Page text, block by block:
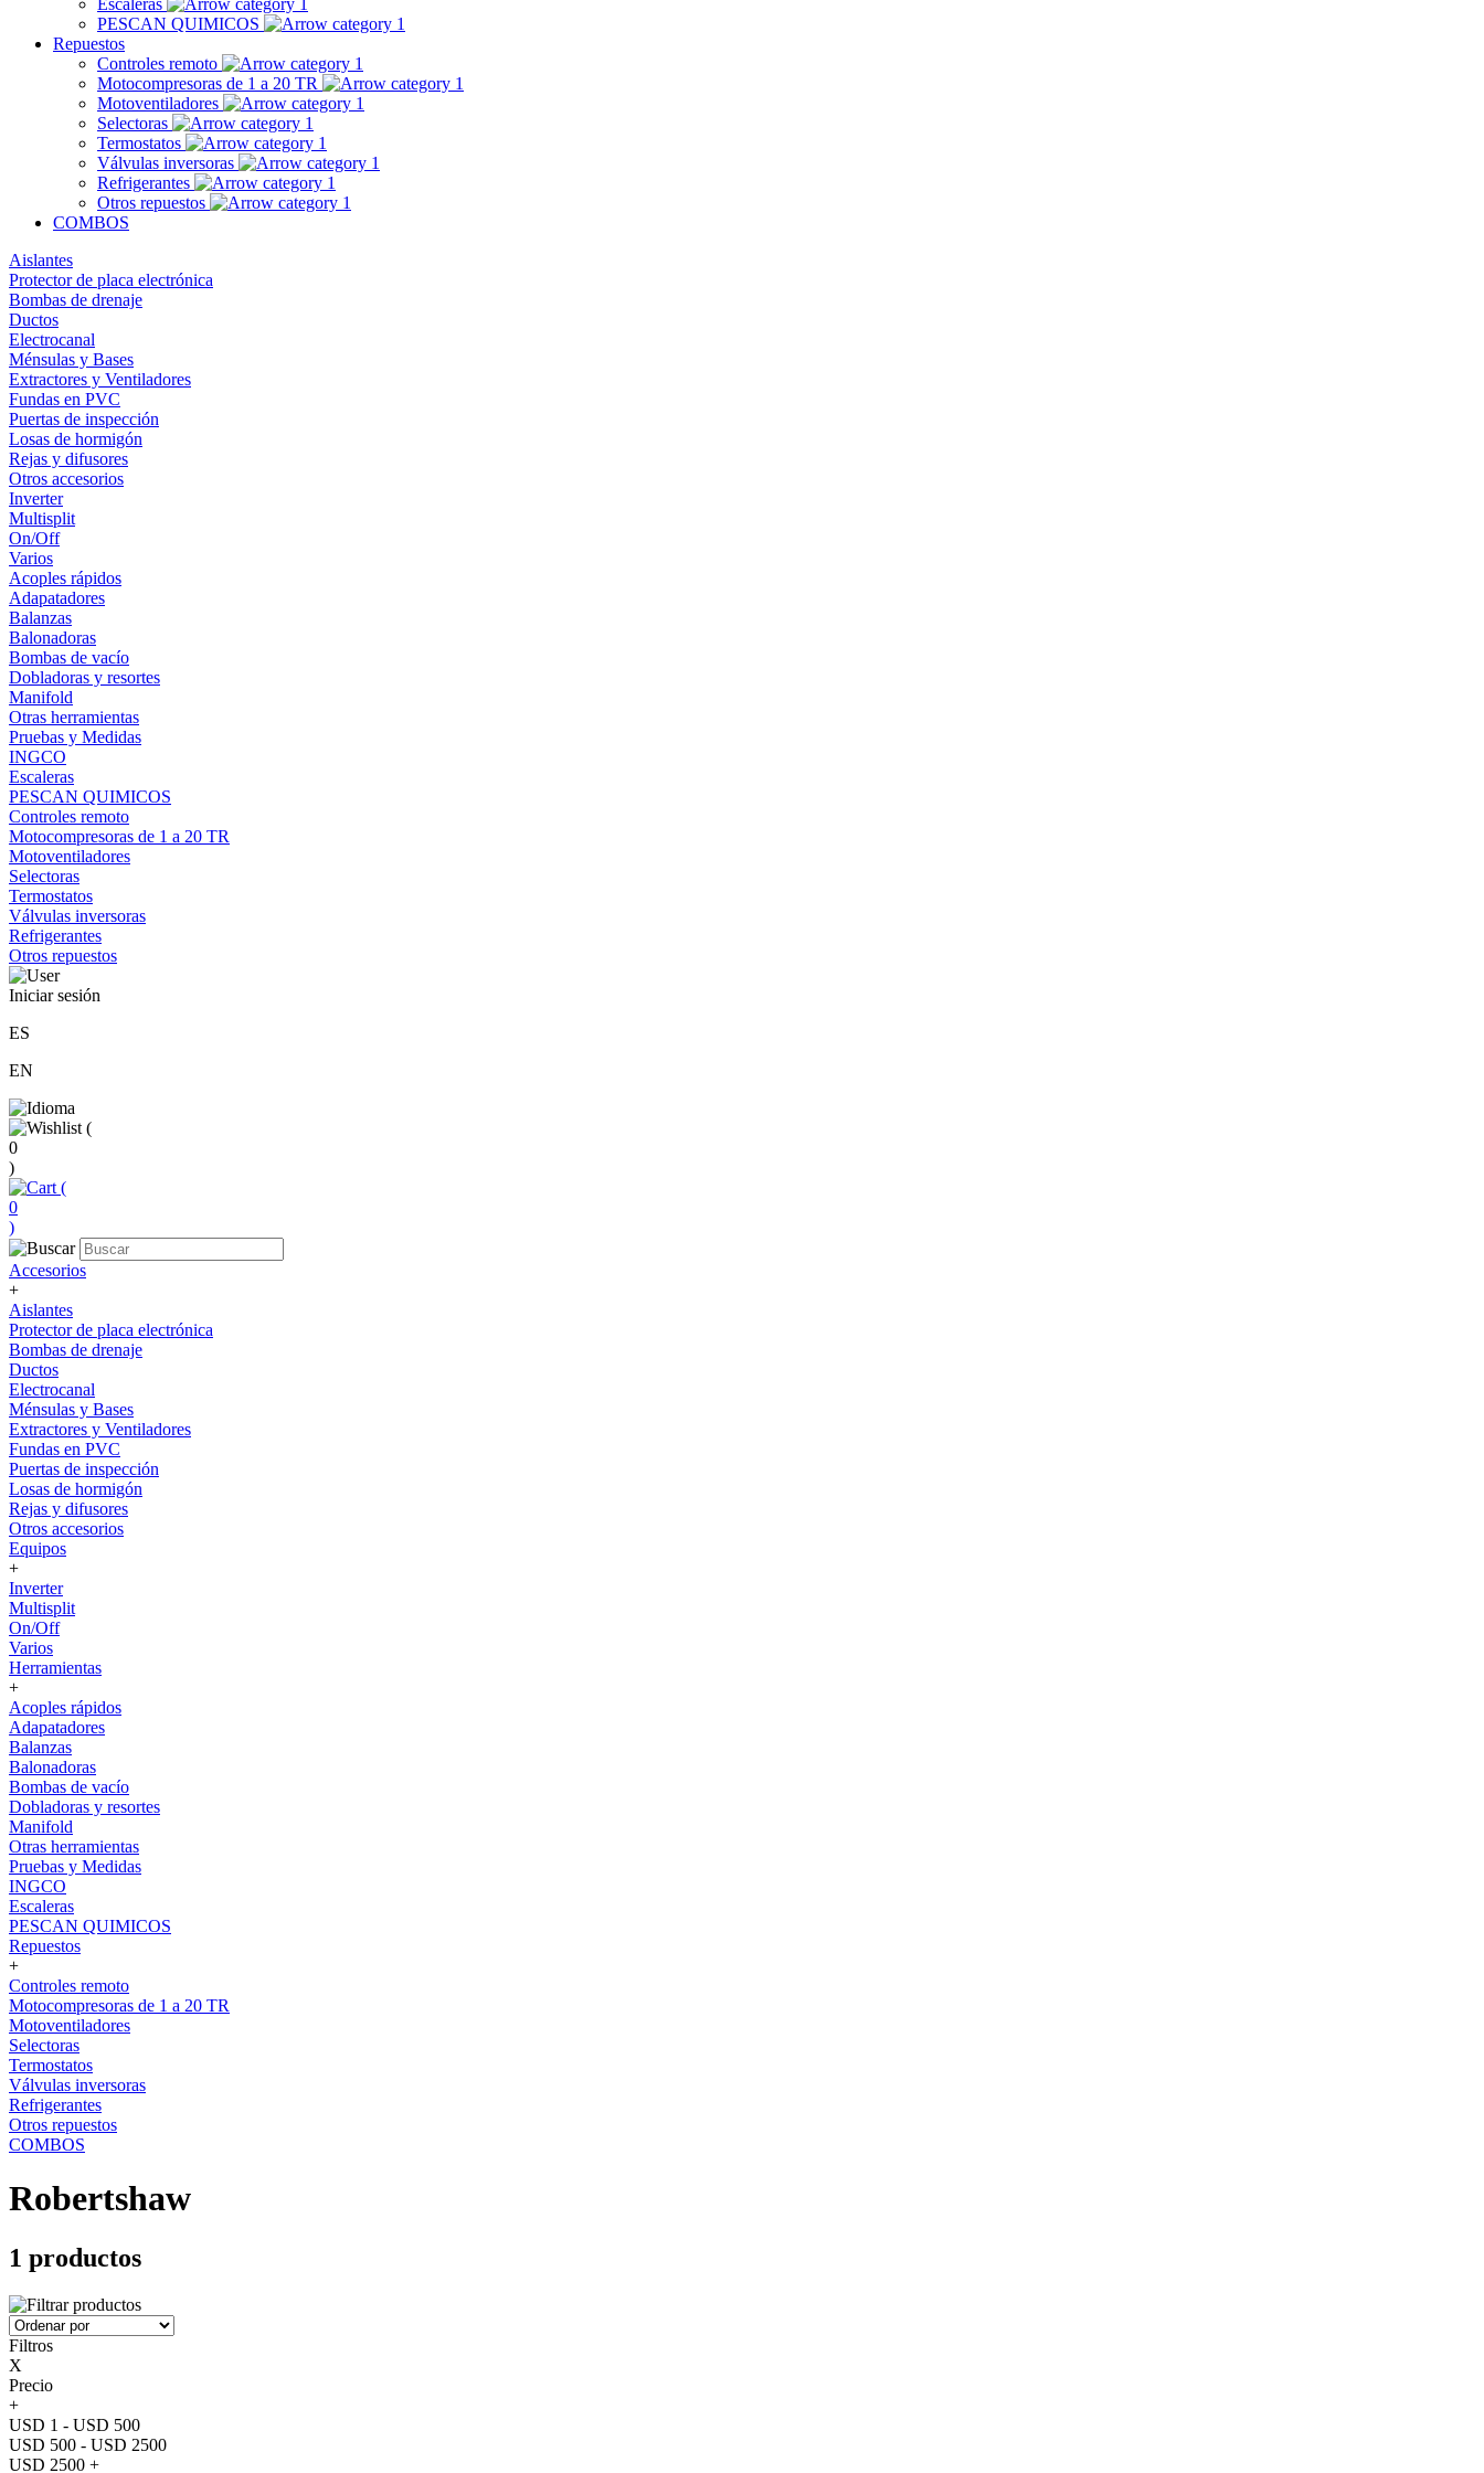
Escaleras
PESCAN QUIMICOS
Repuestos
Controles remoto
Motocompresoras de 1 a 20 TR
Motoventiladores
Selectoras
Termostatos
Válvulas inversoras
Refrigerantes
Otros repuestos
COMBOS
Aislantes
Protector de placa electrónica
Bombas de drenaje
Ductos
Electrocanal
Ménsulas y Bases
Extractores y Ventiladores
Fundas en PVC
Puertas de inspección
Losas de hormigón
Rejas y difusores
Otros accesorios
Inverter
Multisplit
On/Off
Varios
Acoples rápidos
Adapatadores
Balanzas
Balonadoras
Bombas de vacío
Dobladoras y resortes
Manifold
Otras herramientas
Pruebas y Medidas
INGCO
Escaleras
PESCAN QUIMICOS
Controles remoto
Motocompresoras de 1 a 20 TR
Motoventiladores
Selectoras
Termostatos
Válvulas inversoras
Refrigerantes
Otros repuestos
Iniciar sesión
ES
EN
(
0
)
(
0
)
Accesorios
+
Aislantes
Protector de placa electrónica
Bombas de drenaje
Ductos
Electrocanal
Ménsulas y Bases
Extractores y Ventiladores
Fundas en PVC
Puertas de inspección
Losas de hormigón
Rejas y difusores
Otros accesorios
Equipos
+
Inverter
Multisplit
On/Off
Varios
Herramientas
+
Acoples rápidos
Adapatadores
Balanzas
Balonadoras
Bombas de vacío
Dobladoras y resortes
Manifold
Otras herramientas
Pruebas y Medidas
INGCO
Escaleras
PESCAN QUIMICOS
Repuestos
+
Controles remoto
Motocompresoras de 1 a 20 TR
Motoventiladores
Selectoras
Termostatos
Válvulas inversoras
Refrigerantes
Otros repuestos
COMBOS
Robertshaw
1 productos
Filtros
X
Precio
+
USD 1 - USD 500
USD 500 - USD 2500
USD 2500 +